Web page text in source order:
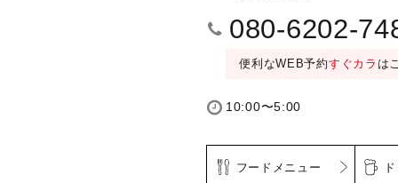
080-6202-
便利なWEB予約すぐカラ は
10:00〜5:00
フードメニュー